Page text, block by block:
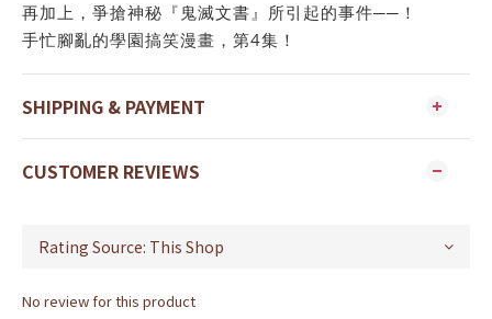
再加上，爭搶神秘『鬼滅文書』所引起的事件──！
手忙腳亂的學園搞笑漫畫，第4集！
SHIPPING & PAYMENT
CUSTOMER REVIEWS
No review for this product